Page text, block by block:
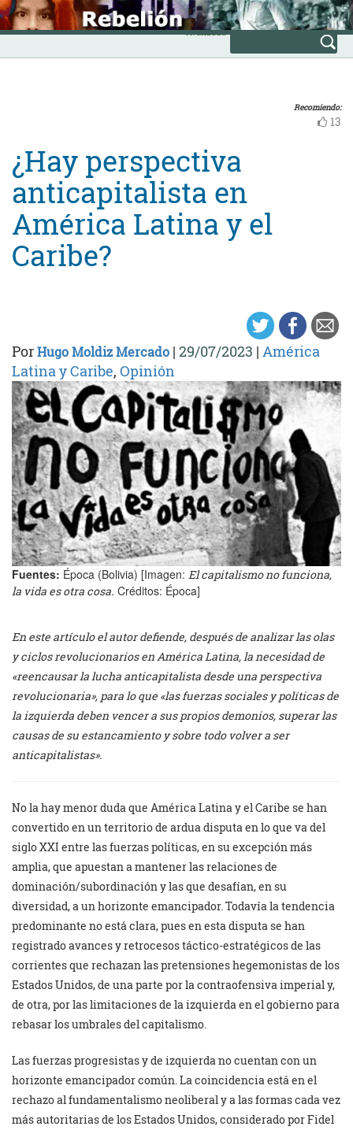
Skip
to
content
INICIO
Avanzada
Recomiendo:
13
¿Hay perspectiva
anticapitalista en
América Latina y el
Caribe?
PorHugo Moldiz Mercado | 29/07/2023 | América
Latina y Caribe, Opinión
Fuentes: Época (Bolivia) [Imagen: El capitalismo no funciona,
la vida es otra cosa. Créditos: Época]
En este artículo el autor defiende, después de analizar las olas
y ciclos revolucionarios en América Latina, la necesidad de
«reencausar la lucha anticapitalista desde una perspectiva
revolucionaria», para lo que «las fuerzas sociales y políticas de
la izquierda deben vencer a sus propios demonios, superar las
causas de su estancamiento y sobre todo volver a ser
anticapitalistas».
No la hay menor duda que América Latina y el Caribe se han
convertido en un territorio de ardua disputa en lo que va del
siglo XXI entre las fuerzas políticas, en su excepción más
amplia, que apuestan a mantener las relaciones de
dominación/subordinación y las que desafían, en su
diversidad, a un horizonte emancipador. Todavía la tendencia
predominante no está clara, pues en esta disputa se han
registrado avances y retrocesos táctico-estratégicos de las
corrientes que rechazan las pretensiones hegemonistas de los
Estados Unidos, de una parte por la contraofensiva imperial y,
de otra, por las limitaciones de la izquierda en el gobierno para
rebasar los umbrales del capitalismo.
Las fuerzas progresistas y de izquierda no cuentan con un
horizonte emancipador común. La coincidencia está en el
rechazo al fundamentalismo neoliberal y a las formas cada vez
más autoritarias de los Estados Unidos, considerado por Fidel